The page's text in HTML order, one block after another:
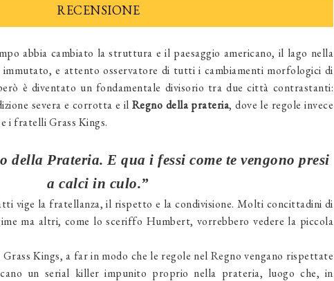
RECENSIONE
abbia cambiato la struttura e il paesaggio americano, il lago nella
e attento osservatore di tutti i cambiamenti morfologici di
è diventato un fondamentale divisorio tra due città contrastanti:
severa e corrotta e il Regno della prateria, dove le regole invece
i fratelli Grass Kings.
della Prateria. E qua i fessi come te vengono presi
a calci in culo.”
vige la fratellanza, il rispetto e la condivisione. Molti concittadini di
ma altri, come lo sceriffo Humbert, vorrebbero vedere la piccola
Kings, a far in modo che le regole nel Regno vengano rispettate
un serial killer impunito proprio nella prateria, luogo che, in